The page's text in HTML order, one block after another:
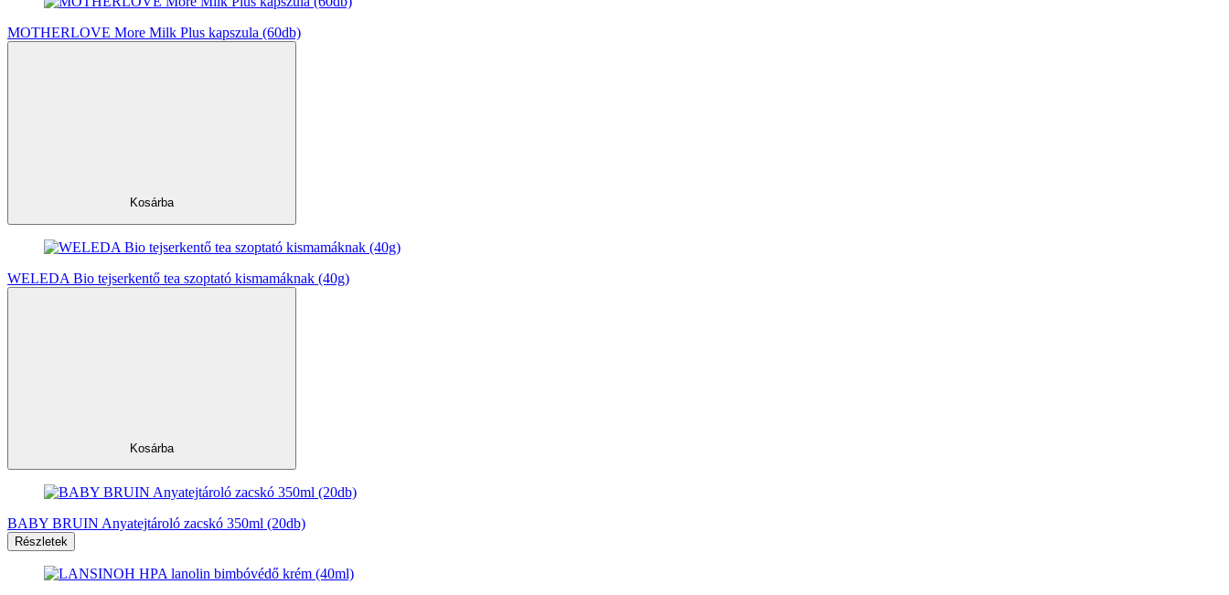
MOTHERLOVE More Milk Plus kapszula (60db)
Kosárba
WELEDA Bio tejserkentő tea szoptató kismamáknak (40g)
Kosárba
BABY BRUIN Anyatejtároló zacskó 350ml (20db)
Részletek